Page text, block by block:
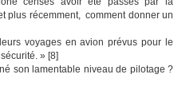
plus récemment, comment donner un
voyages en avion prévus pour le
» [8]
son lamentable niveau de pilotage ?